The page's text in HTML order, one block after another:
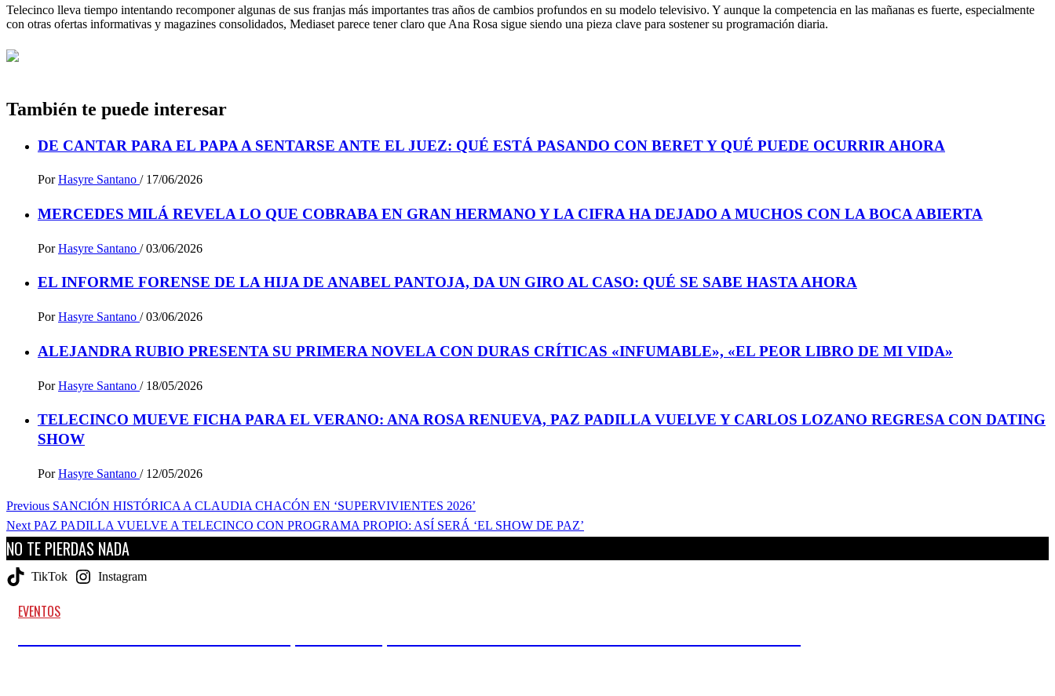
Telecinco lleva tiempo intentando recomponer algunas de sus franjas más importantes tras años de cambios profundos en su modelo televisivo. Y aunque la competencia en las mañanas es fuerte, especialmente
con otras ofertas informativas y magazines consolidados, Mediaset parece tener claro que Ana Rosa sigue siendo una pieza clave para sostener su programación diaria.
También te puede interesar
DE CANTAR PARA EL PAPA A SENTARSE ANTE EL JUEZ: QUÉ ESTÁ PASANDO CON BERET Y QUÉ PUEDE OCURRIR AHORA
Por Hasyre Santano / 17/06/2026
MERCEDES MILÁ REVELA LO QUE COBRABA EN GRAN HERMANO Y LA CIFRA HA DEJADO A MUCHOS CON LA BOCA ABIERTA
Por Hasyre Santano / 03/06/2026
EL INFORME FORENSE DE LA HIJA DE ANABEL PANTOJA, DA UN GIRO AL CASO: QUÉ SE SABE HASTA AHORA
Por Hasyre Santano / 03/06/2026
ALEJANDRA RUBIO PRESENTA SU PRIMERA NOVELA CON DURAS CRÍTICAS «INFUMABLE», «EL PEOR LIBRO DE MI VIDA»
Por Hasyre Santano / 18/05/2026
TELECINCO MUEVE FICHA PARA EL VERANO: ANA ROSA RENUEVA, PAZ PADILLA VUELVE Y CARLOS LOZANO REGRESA CON DATING
SHOW
Por Hasyre Santano / 12/05/2026
Post
navigation
Previous SANCIÓN HISTÓRICA A CLAUDIA CHACÓN EN ‘SUPERVIVIENTES 2026’
Next PAZ PADILLA VUELVE A TELECINCO CON PROGRAMA PROPIO: ASÍ SERÁ ‘EL SHOW DE PAZ’
NO TE PIERDAS NADA
TikTok Instagram
EVENTOS